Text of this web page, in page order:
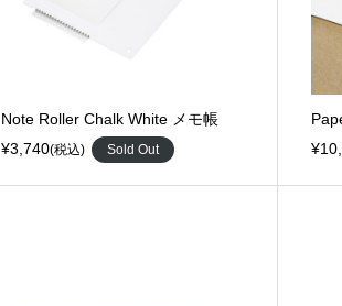
Note Roller Chalk White メモ帳
¥3,740(税込) Sold Out